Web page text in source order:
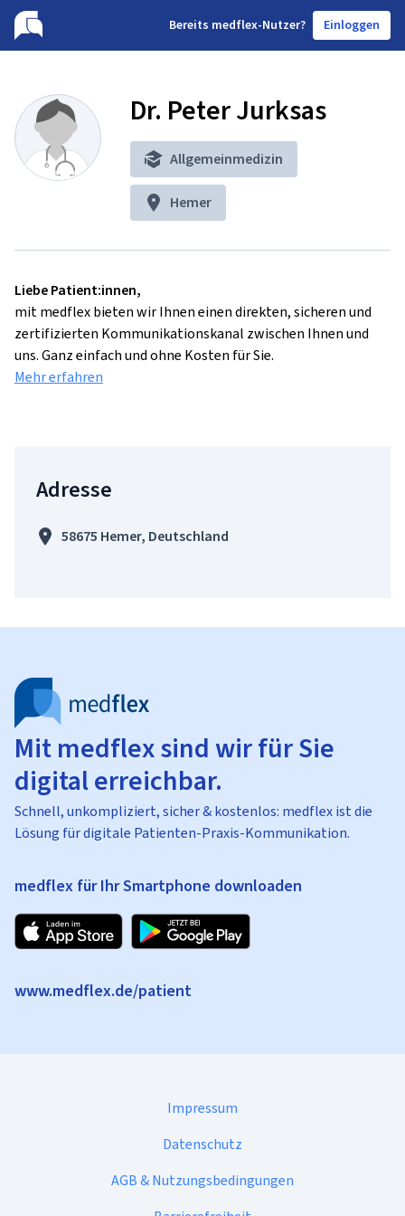
Bereits medflex-Nutzer? Einloggen
Dr. Peter Jurksas
Allgemeinmedizin
Hemer
Liebe Patient:innen,
mit medflex bieten wir Ihnen einen direkten, sicheren und
zertifizierten Kommunikationskanal zwischen Ihnen und
uns. Ganz einfach und ohne Kosten für Sie.
Mehr erfahren
Adresse
58675 Hemer, Deutschland
Mit medflex sind wir für Sie
digital erreichbar.
Schnell, unkompliziert, sicher & kostenlos: medflex ist die
Lösung für digitale Patienten-Praxis-Kommunikation.
medflex für Ihr Smartphone downloaden
www.medflex.de/patient
Impressum
Datenschutz
AGB & Nutzungsbedingungen